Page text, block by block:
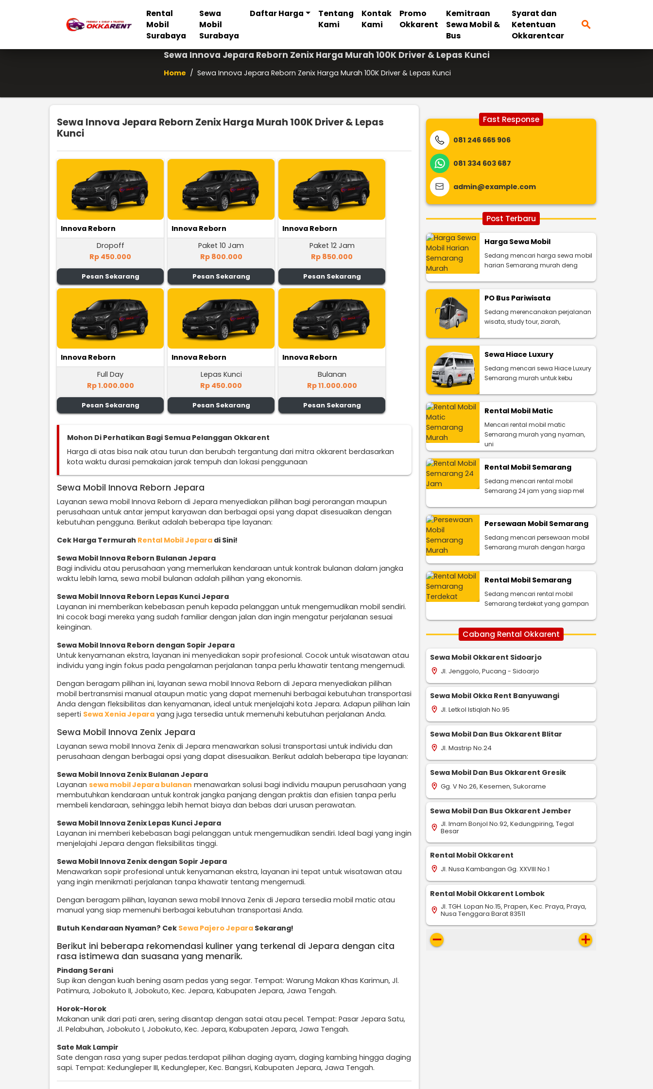
Rental
Mobil
Surabaya
Sewa
Mobil
Surabaya
Daftar Harga
Tentang
Kami
Kontak
Kami
Promo
Okkarent
Kemitraan
Sewa Mobil &
Bus
Syarat dan
Ketentuan
Okkarentcar
search
Sewa Innova Jepara Reborn Zenix Harga Murah 100K Driver & Lepas Kunci
Home / Sewa Innova Jepara Reborn Zenix Harga Murah 100K Driver & Lepas Kunci
Sewa Innova Jepara Reborn Zenix Harga Murah 100K Driver & Lepas
Kunci
Innova Reborn
Dropoff
Rp 450.000
Pesan Sekarang
Innova Reborn
Paket 10 Jam
Rp 800.000
Pesan Sekarang
Innova Reborn
Paket 12 Jam
Rp 850.000
Pesan Sekarang
Innova Reborn
Full Day
Rp 1.000.000
Pesan Sekarang
Innova Reborn
Lepas Kunci
Rp 450.000
Pesan Sekarang
Innova Reborn
Bulanan
Rp 11.000.000
Pesan Sekarang
Mohon Di Perhatikan Bagi Semua Pelanggan Okkarent
Harga di atas bisa naik atau turun dan berubah tergantung dari mitra okkarent berdasarkan
kota waktu durasi pemakaian jarak tempuh dan lokasi penggunaan
Sewa Mobil Innova Reborn Jepara
Layanan sewa mobil Innova Reborn di Jepara menyediakan pilihan bagi perorangan maupun
perusahaan untuk antar jemput karyawan dan berbagai opsi yang dapat disesuaikan dengan
kebutuhan pengguna. Berikut adalah beberapa tipe layanan:
Cek Harga Termurah Rental Mobil Jepara di Sini!
Sewa Mobil Innova Reborn Bulanan Jepara
Bagi individu atau perusahaan yang memerlukan kendaraan untuk kontrak bulanan dalam jangka
waktu lebih lama, sewa mobil bulanan adalah pilihan yang ekonomis.
Sewa Mobil Innova Reborn Lepas Kunci Jepara
Layanan ini memberikan kebebasan penuh kepada pelanggan untuk mengemudikan mobil sendiri.
Ini cocok bagi mereka yang sudah familiar dengan jalan dan ingin mengatur perjalanan sesuai
keinginan.
Sewa Mobil Innova Reborn dengan Sopir Jepara
Untuk kenyamanan ekstra, layanan ini menyediakan sopir profesional. Cocok untuk wisatawan atau
individu yang ingin fokus pada pengalaman perjalanan tanpa perlu khawatir tentang mengemudi.
Dengan beragam pilihan ini, layanan sewa mobil Innova Reborn di Jepara menyediakan pilihan
mobil bertransmisi manual ataupun matic yang dapat memenuhi berbagai kebutuhan transportasi
Anda dengan fleksibilitas dan kenyamanan, ideal untuk menjelajahi kota Jepara. Adapun pilihan lain
seperti Sewa Xenia Jepara yang juga tersedia untuk memenuhi kebutuhan perjalanan Anda.
Sewa Mobil Innova Zenix Jepara
Layanan sewa mobil Innova Zenix di Jepara menawarkan solusi transportasi untuk individu dan
perusahaan dengan berbagai opsi yang dapat disesuaikan. Berikut adalah beberapa tipe layanan:
Sewa Mobil Innova Zenix Bulanan Jepara
Layanan sewa mobil Jepara bulanan menawarkan solusi bagi individu maupun perusahaan yang
membutuhkan kendaraan untuk kontrak jangka panjang dengan praktis dan efisien tanpa perlu
membeli kendaraan, sehingga lebih hemat biaya dan bebas dari urusan perawatan.
Sewa Mobil Innova Zenix Lepas Kunci Jepara
Layanan ini memberi kebebasan bagi pelanggan untuk mengemudikan sendiri. Ideal bagi yang ingin
menjelajahi Jepara dengan fleksibilitas tinggi.
Sewa Mobil Innova Zenix dengan Sopir Jepara
Menawarkan sopir profesional untuk kenyamanan ekstra, layanan ini tepat untuk wisatawan atau
yang ingin menikmati perjalanan tanpa khawatir tentang mengemudi.
Dengan beragam pilihan, layanan sewa mobil Innova Zenix di Jepara tersedia mobil matic atau
manual yang siap memenuhi berbagai kebutuhan transportasi Anda.
Butuh Kendaraan Nyaman? Cek Sewa Pajero Jepara Sekarang!
Berikut ini beberapa rekomendasi kuliner yang terkenal di Jepara dengan cita
rasa istimewa dan suasana yang menarik.
Pindang Serani
Sup ikan dengan kuah bening asam pedas yang segar. Tempat: Warung Makan Khas Karimun, Jl.
Patimura, Jobokuto II, Jobokuto, Kec. Jepara, Kabupaten Jepara, Jawa Tengah.
Horok-Horok
Makanan unik dari pati aren, sering disantap dengan satai atau pecel. Tempat: Pasar Jepara Satu,
Jl. Pelabuhan, Jobokuto I, Jobokuto, Kec. Jepara, Kabupaten Jepara, Jawa Tengah.
Sate Mak Lampir
Sate dengan rasa yang super pedas.terdapat pilihan daging ayam, daging kambing hingga daging
sapi. Tempat: Kedungleper III, Kedungleper, Kec. Bangsri, Kabupaten Jepara, Jawa Tengah.
Fast Response
081 246 665 906
081 334 603 687
admin@example.com
Post Terbaru
Harga Sewa Mobil
Sedang mencari harga sewa mobil
harian Semarang murah deng
PO Bus Pariwisata
Sedang merencanakan perjalanan
wisata, study tour, ziarah,
Sewa Hiace Luxury
Sedang mencari sewa Hiace Luxury
Semarang murah untuk kebu
Rental Mobil Matic
Mencari rental mobil matic
Semarang murah yang nyaman,
uni
Rental Mobil Semarang
Sedang mencari rental mobil
Semarang 24 jam yang siap mel
Persewaan Mobil Semarang
Sedang mencari persewaan mobil
Semarang murah dengan harga
Rental Mobil Semarang
Sedang mencari rental mobil
Semarang terdekat yang gampan
Cabang Rental Okkarent
Sewa Mobil Okkarent Sidoarjo
location_on Jl. Jenggolo, Pucang - Sidoarjo
Sewa Mobil Okka Rent Banyuwangi
location_on Jl. Letkol Istiqlah No.95
Sewa Mobil Dan Bus Okkarent Blitar
location_on Jl. Mastrip No.24
Sewa Mobil Dan Bus Okkarent Gresik
location_on Gg. V No.26, Kesemen, Sukorame
Sewa Mobil Dan Bus Okkarent Jember
location_on Jl. Imam Bonjol No.92, Kedungpiring, Tegal
Besar
Rental Mobil Okkarent
location_on Jl. Nusa Kambangan Gg. XXVIII No.1
Rental Mobil Okkarent Lombok
location_on Jl. TGH. Lopan No.15, Prapen, Kec. Praya, Praya,
Nusa Tenggara Barat 83511
remove add